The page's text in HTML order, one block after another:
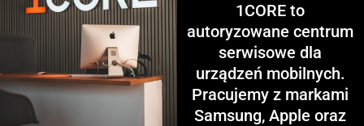
1CORE to
autoryzowane centrum
serwisowe dla
urządzeń mobilnych.
Pracujemy z markami
Samsung, Apple oraz